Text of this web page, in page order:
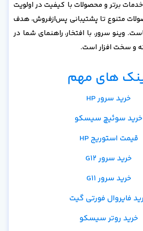
خدمات برتر و محصولات با کیفیت در اولویت
متنوع تا پشتیبانی پس‌از‌فروش، هدف
وینو سرور، با افتخار، راهنمای شما در
و سخت افزار است.
های مهم
خرید سرور HP
خرید سوئیچ سیسکو
قیمت استوریج HP
خرید سرور G12
خرید سرور G11
فایروال فورتی گیت
خرید روتر سیسکو